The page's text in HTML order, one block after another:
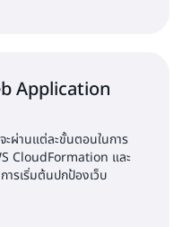
ช่น Microsoft Active
Application
ผ่านแต่ละขั้นตอนในการ
CloudFormation และ
รเริ่มต้นปกป้องเว็บ